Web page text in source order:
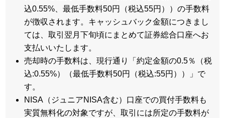
込0.55%、最低手数料50円（税込55円））の手数料
が徴収されます。キャッシュバック金額につきまし
ては、取引翌月下旬頃にまとめて証券総合口座へお
支払いいたします。
売却時の手数料は、現行通り「約定金額の0.5％（税
込:0.55%）（最低手数料50円（税込:55円））」で
す。
NISA（ジュニアNISA含む）口座での買付手数料も
実質無料化の対象ですが、取引には所定の手数料が